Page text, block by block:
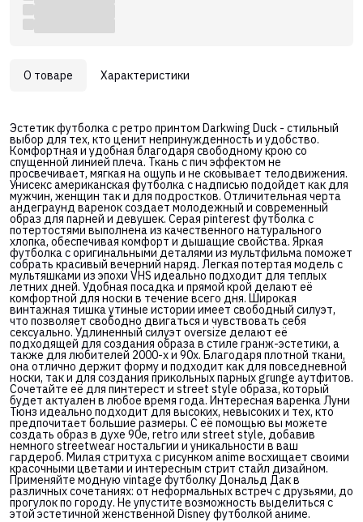
О товаре Характеристики
Эстетик футболка с ретро принтом Darkwing Duck - стильный
выбор для тех, кто ценит непринужденность и удобство.
Комфортная и удобная благодаря свободному крою со
спущенной линией плеча. Ткань с пич эффектом не
просвечивает, мягкая на ощупь и не сковывает телодвижения.
Унисекс американская футболка с надписью подойдет как для
мужчин, женщин так и для подростков. Отличительная черта
андеграунд варенок создает молодежный и современный
образ для парней и девушек. Серая pinterest футболка с
потертостями выполнена из качественного натурального
хлопка, обеспечивая комфорт и дышащие свойства. Яркая
футболка с оригинальными деталями из мультфильма поможет
собрать красивый вечерний наряд. Легкая потертая модель с
мультяшками из эпохи VHS идеально подходит для теплых
летних дней. Удобная посадка и прямой крой делают её
комфортной для носки в течение всего дня. Широкая
винтажная тишка утиные истории имеет свободный силуэт,
что позволяет свободно двигаться и чувствовать себя
сексуально. Удлиненный силуэт oversize делают её
подходящей для создания образа в стиле гранж-эстетики, а
также для любителей 2000-х и 90х. Благодаря плотной ткани,
она отлично держит форму и подходит как для повседневной
носки, так и для создания прикольных парных grunge аутфитов.
Сочетайте её для пинтерест и street style образа, который
будет актуален в любое время года. Интересная варенка Луни
Тюнз идеально подходит для высоких, невысоких и тех, кто
предпочитает большие размеры. С её помощью вы можете
создать образ в духе 90е, retro или street style, добавив
немного streetwear ностальгии и уникальности в ваш
гардероб. Милая стритуха с рисунком anime восхищает своими
красочными цветами и интересным стрит стайл дизайном.
Применяйте модную vintage футболку Дональд Дак в
различных сочетаниях: от неформальных встреч с друзьями, до
прогулок по городу. Не упустите возможность выделиться с
этой эстетичной женственной Disney футболкой аниме.